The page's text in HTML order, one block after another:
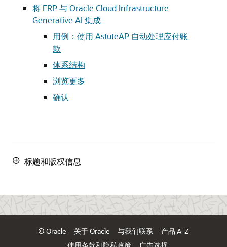
将 ERP 与 Oracle Cloud Infrastructure
Generative AI 集成
用例：使用 AstuteAP 自动处理应付账
款
体系结构
浏览更多
确认
标题和版权信息
© Oracle 关于 Oracle 与我们联系
产品 A-Z
使用条款和隐私政策
广告选择